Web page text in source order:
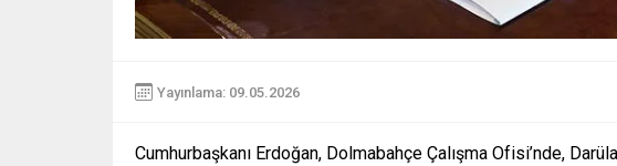
Yayınlama: 09.05.2026
Cumhurbaşkanı Erdoğan, Dolmabahçe Çalışma Ofisi’nde,